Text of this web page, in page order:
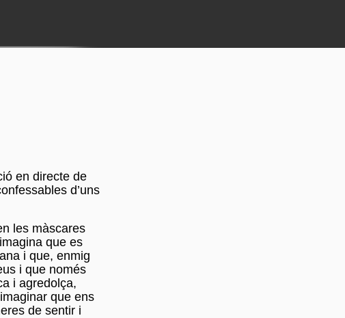
en directe de
d’uns
les màscares
que es
i que, enmig
i que només
i agredolça,
que ens
de sentir i